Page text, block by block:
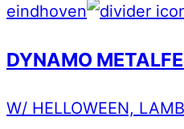
eindhoven
DYNAMO
W/ HELLOWEEN,